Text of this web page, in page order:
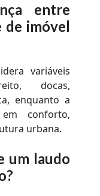
entre
de imóvel
variáveis
docas,
enquanto a
conforto,
urbana.
um laudo